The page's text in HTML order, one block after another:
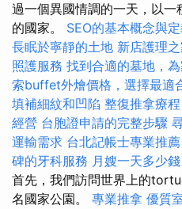
過一個異國情調的一天，以
的國家。 SEO的基本概念與
長眠於寧靜的土地 新店護理
照護服務 找到合適的墓地，
索buffet外燴價格，選擇最適
填補細紋和凹陷 整復推拿療程
經營 台胞證申請的完整步驟
運輸需求 台北記帳士專業推薦
碑的牙科服務 月嫂一天多少
首先，我們訪問世界上的
名國家公園。 專業推拿 優質